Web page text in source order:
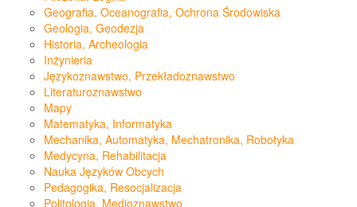
Geografia, Oceanografia, Ochrona Środowiska
Geologia, Geodezja
Historia, Archeologia
Inżynieria
Językoznawstwo, Przekładoznawstwo
Literaturoznawstwo
Mapy
Matematyka, Informatyka
Mechanika, Automatyka, Mechatronika, Robotyka
Medycyna, Rehabilitacja
Nauka Języków Obcych
Pedagogika, Resocjalizacja
Politologia, Medioznawstwo